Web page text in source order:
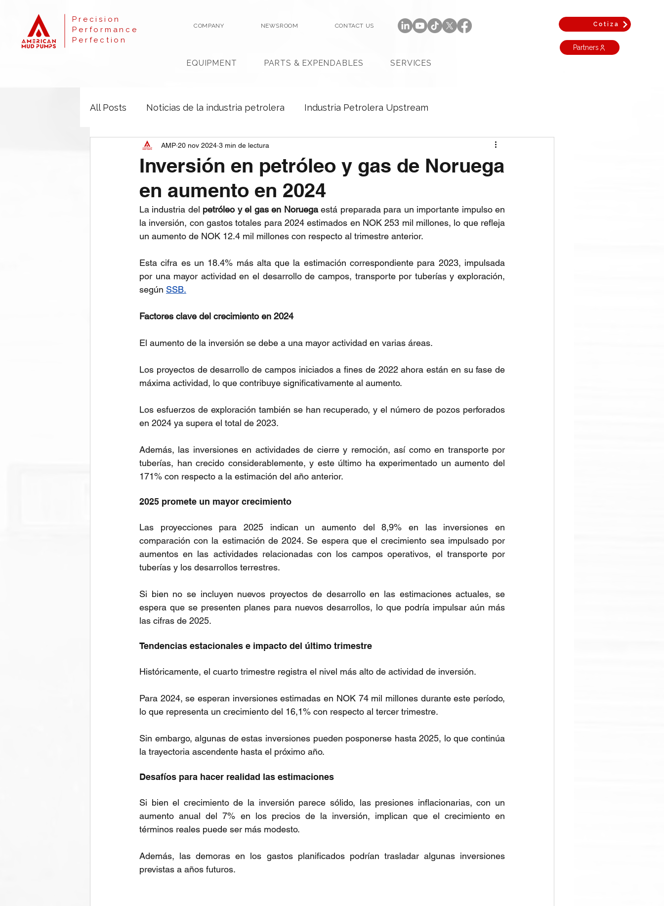
Precision
Performance
Perfection
COMPANY NEWSROOM CONTACT US
EQUIPMENT PARTS & EXPENDABLES SERVICES
Cotiza
Partners
All Posts Noticias de la industria petrolera Industria Petrolera Upstream
Inversión en petróleo y gas de Noruega
en aumento en 2024
AMP 20 nov 2024 3 min de lectura
La industria del petróleo y el gas en Noruega está preparada para un importante impulso en
la inversión, con gastos totales para 2024 estimados en NOK 253 mil millones, lo que refleja
un aumento de NOK 12.4 mil millones con respecto al trimestre anterior.
Esta cifra es un 18.4% más alta que la estimación correspondiente para 2023, impulsada
por una mayor actividad en el desarrollo de campos, transporte por tuberías y exploración,
según SSB.
Factores clave del crecimiento en 2024
El aumento de la inversión se debe a una mayor actividad en varias áreas.
Los proyectos de desarrollo de campos iniciados a fines de 2022 ahora están en su fase de
máxima actividad, lo que contribuye significativamente al aumento.
Los esfuerzos de exploración también se han recuperado, y el número de pozos perforados
en 2024 ya supera el total de 2023.
Además, las inversiones en actividades de cierre y remoción, así como en transporte por
tuberías, han crecido considerablemente, y este último ha experimentado un aumento del
171% con respecto a la estimación del año anterior.
2025 promete un mayor crecimiento
Las proyecciones para 2025 indican un aumento del 8,9% en las inversiones en
comparación con la estimación de 2024. Se espera que el crecimiento sea impulsado por
aumentos en las actividades relacionadas con los campos operativos, el transporte por
tuberías y los desarrollos terrestres.
Si bien no se incluyen nuevos proyectos de desarrollo en las estimaciones actuales, se
espera que se presenten planes para nuevos desarrollos, lo que podría impulsar aún más
las cifras de 2025.
Tendencias estacionales e impacto del último trimestre
Históricamente, el cuarto trimestre registra el nivel más alto de actividad de inversión.
Para 2024, se esperan inversiones estimadas en NOK 74 mil millones durante este período,
lo que representa un crecimiento del 16,1% con respecto al tercer trimestre.
Sin embargo, algunas de estas inversiones pueden posponerse hasta 2025, lo que continúa
la trayectoria ascendente hasta el próximo año.
Desafíos para hacer realidad las estimaciones
Si bien el crecimiento de la inversión parece sólido, las presiones inflacionarias, con un
aumento anual del 7% en los precios de la inversión, implican que el crecimiento en
términos reales puede ser más modesto.
Además, las demoras en los gastos planificados podrían trasladar algunas inversiones
previstas a años futuros.